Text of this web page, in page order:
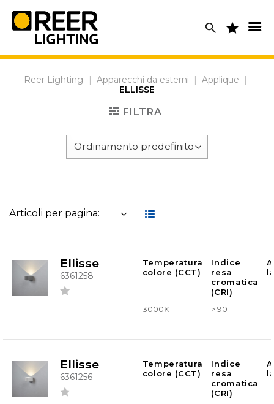
content
Reer Lighting | Apparecchi da esterni | Applique
|
ELLISSE
FILTRA
Articoli per pagina:
Ellisse
6361258
Temperatura
colore (CCT)
Indice
resa
cromatica
(CRI)
3000K > 90 -
Ellisse
6361256
Temperatura
colore (CCT)
Indice
resa
cromatica
(CRI)